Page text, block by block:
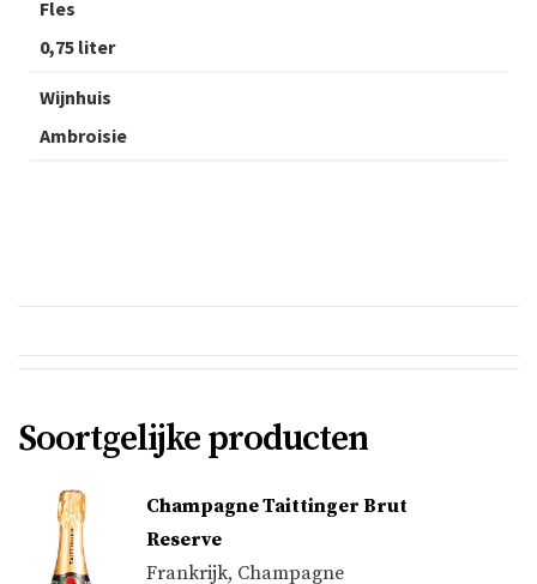
Fles
0,75 liter
Wijnhuis
Ambroisie
Soortgelijke producten
Champagne Taittinger Brut
Reserve
Frankrijk, Champagne